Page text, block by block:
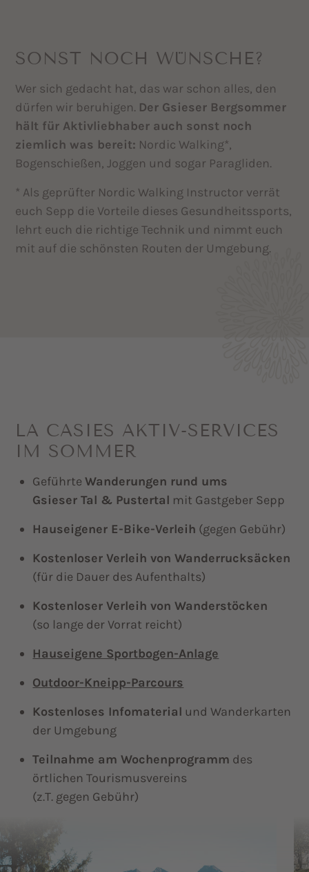
SONST NOCH WÜNSCHE?
Wer sich gedacht hat, das war schon alles, den
dürfen wir beruhigen. Der Gsieser Bergsommer
hält für Aktivliebhaber auch sonst noch
ziemlich was bereit: Nordic Walking*,
Bogenschießen, Joggen und sogar Paragliden.
* Als geprüfter Nordic Walking Instructor verrät
euch Sepp die Vorteile dieses Gesundheitssports,
lehrt euch die richtige Technik und nimmt euch
mit auf die schönsten Routen der Umgebung.
LA CASIES AKTIV-SERVICES
IM SOMMER
GeführteWanderungen rund ums
Gsieser Tal & Pustertal mit Gastgeber Sepp
Hauseigener E-Bike-Verleih (gegen Gebühr)
Kostenloser Verleih von Wanderrucksäcken
(für die Dauer des Aufenthalts)
Kostenloser Verleih von Wanderstöcken
(so lange der Vorrat reicht)
Hauseigene Sportbogen-Anlage
Outdoor-Kneipp-Parcours
Kostenloses Infomaterial und Wanderkarten
der Umgebung
Teilnahme am Wochenprogramm des
örtlichen Tourismusvereins
(z.T. gegen Gebühr)